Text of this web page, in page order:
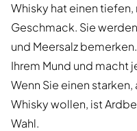
Whisky hat einen
Geschmack. Sie
und Meersalz
Ihrem Mund und macht
Wenn Sie einen
Whisky wollen, ist
Wahl.